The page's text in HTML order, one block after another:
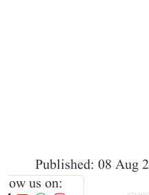
Published: 08 Aug
us on: